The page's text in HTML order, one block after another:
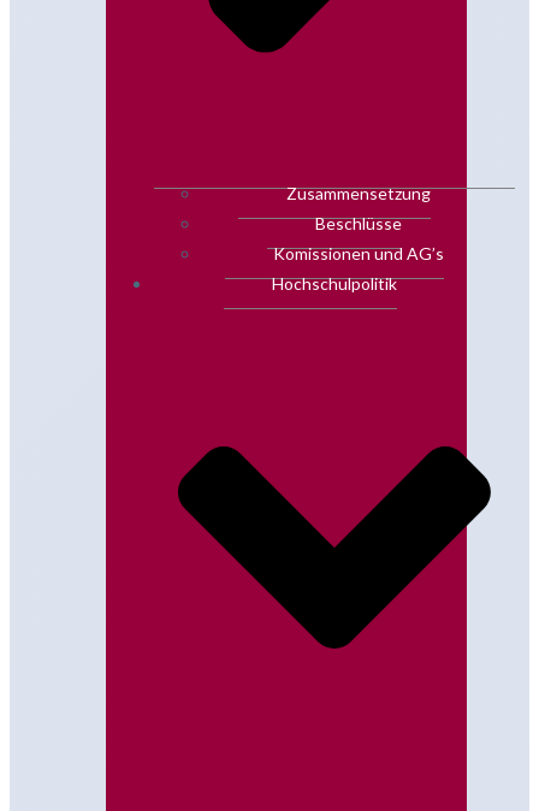
Zusammensetzung
Beschlüsse
Komissionen und AG’s
Hochschulpolitik